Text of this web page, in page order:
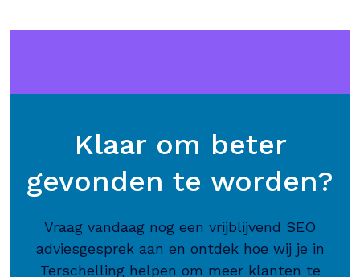
Klaar om beter
gevonden te worden?
Vraag vandaag nog een vrijblijvend SEO
adviesgesprek aan en ontdek hoe wij je in
Terschelling helpen om meer klanten te